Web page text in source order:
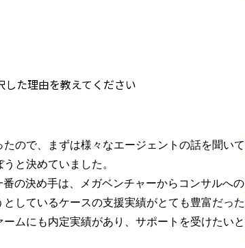
た理由を教えてください
ので、まずは様々なエージェントの話を聞いて
と決めていました。
の決め手は、メガベンチャーからコンサルへの
しているケースの支援実績がとても豊富だった
ムにも内定実績があり、サポートを受けたいと